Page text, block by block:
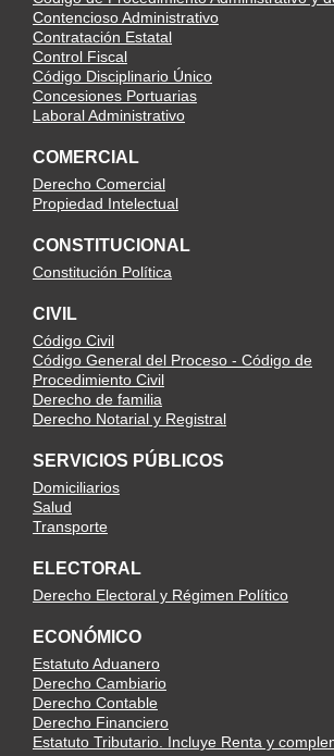
Contencioso Administrativo
Contratación Estatal
Control Fiscal
Código Disciplinario Único
Concesiones Portuarias
Laboral Administrativo
COMERCIAL
Derecho Comercial
Propiedad Intelectual
CONSTITUCIONAL
Constitución Política
CIVIL
Código Civil
Código General del Proceso - Código de
Procedimiento Civil
Derecho de familia
Derecho Notarial y Registral
SERVICIOS PÚBLICOS
Domiciliarios
Salud
Transporte
ELECTORAL
Derecho Electoral y Régimen Político
ECONÓMICO
Estatuto Aduanero
Derecho Cambiario
Derecho Contable
Derecho Financiero
Estatuto Tributario. Incluye Renta y